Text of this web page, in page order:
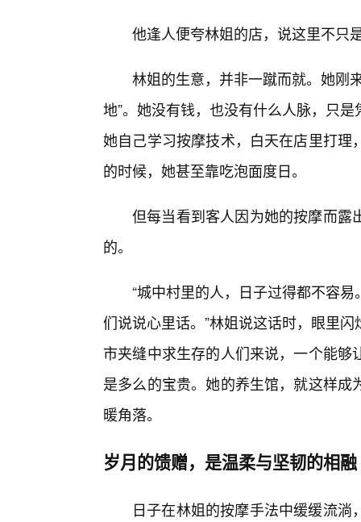
他逢人便夸林姐的店，说这里不只
林姐的生意，并非一蹴而就。她刚
地”。她没有钱，也没有什么人脉，只
她自己学习按摩技术，白天在店里打
的时候，她甚至靠吃泡面度日。
但每当看到客人因为她的按摩而露
的。
“城中村里的人，日子过得都不容
们说说心里话。”林姐说这话时，眼里
市夹缝中求生存的人们来说，一个能
是多么的宝贵。她的养生馆，就这样
暖角落。
岁月的馈赠，是温柔与坚韧的相融
日子在林姐的按摩手法中缓缓流